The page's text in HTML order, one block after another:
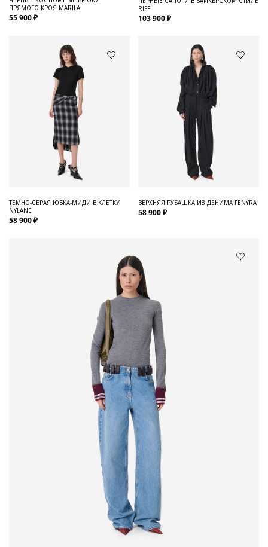
ПРЯМОГО КРОЯ MARILA
55 900 ₽
RIFF
103 900 ₽
ТЕМНО-СЕРАЯ ЮБКА-МИДИ В КЛЕТКУ
NYLANE
58 900 ₽
ВЕРХНЯЯ РУБАШКА ИЗ ДЕНИМА FENYRA
58 900 ₽